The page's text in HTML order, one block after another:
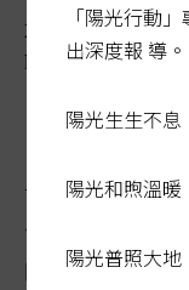
2014-09-02
聯合新聞網 / 記
一○二學年新
位國小學生，
時任教育部長
「陽光行動
出深度報 導。
陽光生生不息
陽光和煦溫暖
陽光普照大地